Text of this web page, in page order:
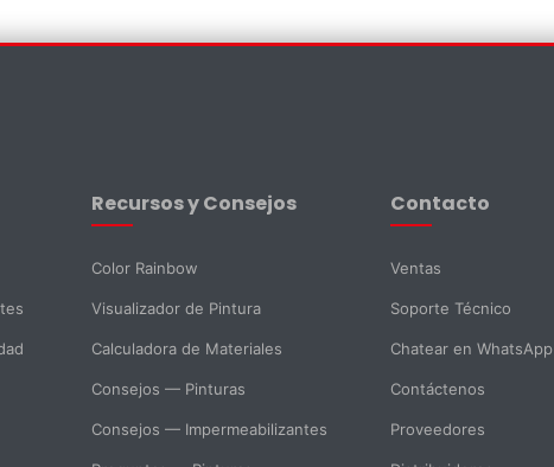
Recursos y Consejos
Color Rainbow
Visualizador de Pintura
Calculadora de Materiales
Consejos — Pinturas
Consejos — Impermeabilizantes
Contacto
Ventas
Soporte Técnico
Chatear en WhatsApp
Contáctenos
Proveedores